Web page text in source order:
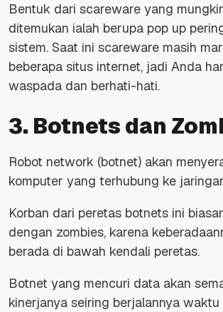
Bentuk dari scareware yang
ditemukan ialah berupa pop up
sistem. Saat ini scareware masih
beberapa situs internet, jadi Anda
waspada dan berhati-hati.
3. Botnets dan
Robot network (botnet) akan
komputer yang terhubung ke
Korban dari peretas botnets ini
dengan zombies, karena
berada di bawah kendali peretas.
Botnet yang mencuri data akan
kinerjanya seiring berjalannya